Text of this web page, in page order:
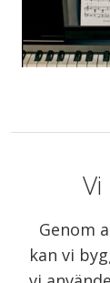
Genom
kan vi